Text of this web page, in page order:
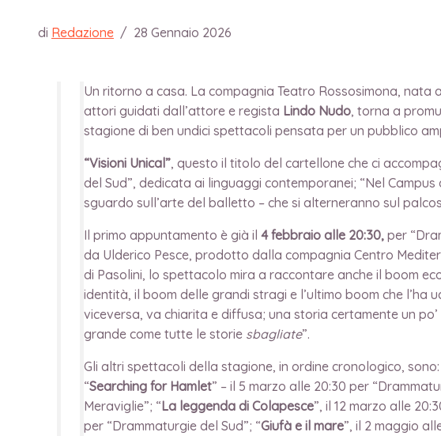
di Redazione / 28 Gennaio 2026
Un ritorno a casa. La compagnia Teatro Rossosimona, nata
attori guidati dall’attore e regista Lindo Nudo, torna a
stagione di ben undici spettacoli pensata per un pubblico
“Visioni Unical”, questo il titolo del cartellone che ci
del Sud”, dedicata ai linguaggi contemporanei; “Nel
sguardo sull’arte del balletto – che si alterneranno sul
Il primo appuntamento è già il 4 febbraio alle 20:30, per
da Ulderico Pesce, prodotto dalla compagnia Centro
di Pasolini, lo spettacolo mira a raccontare anche il boom
identità, il boom delle grandi stragi e l’ultimo boom che l’ha
viceversa, va chiarita e diffusa; una storia certamente un
grande come tutte le storie sbagliate”.
Gli altri spettacoli della stagione, in ordine cronologico, sono:
“Searching for Hamlet” – il 5 marzo alle 20:30 per
Meraviglie”; “La leggenda di Colapesce”, il 12 marzo alle
per “Drammaturgie del Sud”; “Giufà e il mare”, il 2 maggio